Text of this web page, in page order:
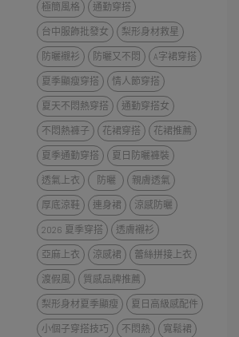
極簡風格
通勤穿搭
台中服飾批發女
梨形身材救星
防曬襯衫
防曬又不悶
A字裙穿搭
夏季顯瘦穿搭
情人節穿搭
夏天不悶熱穿搭
通勤穿搭女
不悶熱褲子
花裙穿搭
花裙推薦
夏季通勤穿搭
夏日防曬褲裝
透氣上衣
防曬
親膚透氣
厚底涼鞋
連身裙
涼感防曬
2026 夏季穿搭
透膚襯衫
亞麻上衣
涼感裙
蕾絲拼接上衣
渡假風
質感品牌推薦
梨形身材夏季顯瘦
夏日高級感配件
小個子穿搭技巧
不悶熱
寬鬆裙